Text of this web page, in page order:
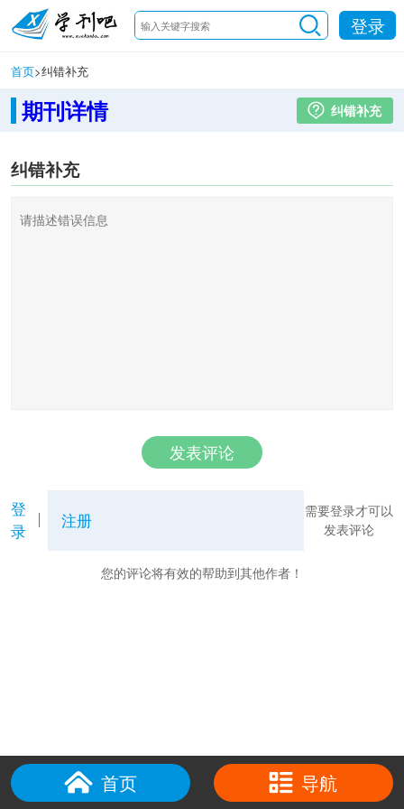
登录
首页>纠错补充
期刊详情 纠错补充
纠错补充
发表评论
登
录
注册
需要登录才可以
发表评论
您的评论将有效的帮助到其他作者！
首页 导航